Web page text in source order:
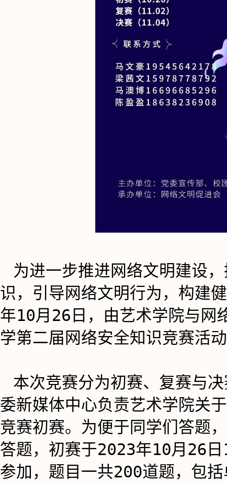
为进一步推进网络文明建设
识，引导网络文明行为，构建
年10月26日，由艺术学院与网
学第二届网络安全知识竞赛活
本次竞赛分为初赛、复赛与
委新媒体中心负责艺术学院关
竞赛初赛。为便于同学们答题
答题，初赛于2023年10月26
参加，题目一共200道题，包